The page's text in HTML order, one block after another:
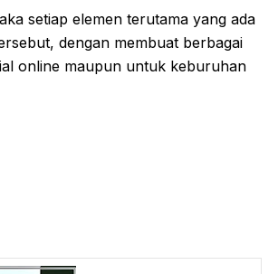
setiap elemen terutama yang ada
dengan membuat berbagai
online maupun untuk keburuhan